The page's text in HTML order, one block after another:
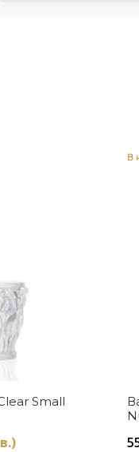
Small
В